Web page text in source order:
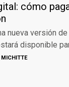
cómo
nueva versión
disponible